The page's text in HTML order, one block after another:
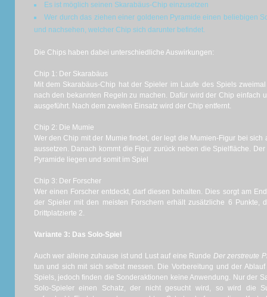
Es ist möglich seinen Skarabäus-Chip einzusetzen
Wer durch das ziehen einer goldenen Pyramide einen beliebigen
und nachsehen, welcher Chip sich darunter befindet.
Die Chips haben dabei unterschiedliche Auswirkungen:
Chip 1: Der Skarabäus
Mit dem Skarabäus-Chip hat der Spieler im Laufe des Spiels
nach den bekannten Regeln zu machen. Dafür wird der Chip einfach
ausgeführt. Nach dem zweiten Einsatz wird der Chip entfernt.
Chip 2: Die Mumie
Wer den Chip mit der Mumie findet, der legt die Mumien-Figur bei
aussetzen. Danach kommt die Figur zurück neben die Spielfläche.
Pyramide liegen und somit im Spiel
Chip 3: Der Forscher
Wer einen Forscher entdeckt, darf diesen behalten. Dies sorgt am
der Spieler mit den meisten Forschern erhält zusätzliche 6 Punkte,
Drittplatzierte 2.
Variante 3: Das Solo-Spiel
Auch wer alleine zuhause ist und Lust auf eine Runde Der zerstreute
tun und sich mit sich selbst messen. Die Vorbereitung und der
Spiels, jedoch finden die Sonderaktionen keine Anwendung. Nur der
Solo-Spieler einen Schatz, der nicht gesucht wird, so wird die